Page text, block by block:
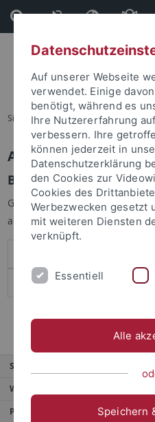
Direkt
zum
Inhalt
Direkt
zur
Fußleiste
Sie sind hier: Startseite
Anmelden
Benutzeranmeldung
Geben Sie Ihren
anzumelden:
Service
Weitere Angebote
Portale
Auf unserer Webseite
verwendet. Einige
benötigt, während es
Ihre Nutzererfahrung
verbessern. Ihre
können jederzeit in
Datenschutzerklärung
den Cookies zur
Cookies des
Werbezwecken gesetzt
mit weiteren Diensten
verknüpft.
Essentiell
Alle
Speichern